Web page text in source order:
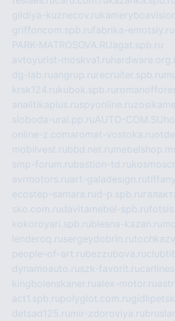
gildiya-kuznecov.ru
griffoncom.spb.rufabrika-emotsiy.ru
PARK-MATROSOVA.RUagat.spb.ru
avtoyurist-moskva1.ru
dg-lab.ruangrup.ru recruiter.spb.ru
krsk124.rukubok.spb.ru
analitikaplus.ruspyonline.ru
sloboda-ural.pp.ruAUTO-COM.SU
online-z.comaromat-vostoka.ru
mobilvest.rubbd.net.ru
smp-forum.rubastion-td.ru
avrmotors.ruart-galadesign.ru
ecostep-samara.rud-p.spb.ru
sko.com.rudavitamebel-spb.ru
kokoroyari.spb.rublesna-kazan.ru
lenderoq.rusergeydobrin.ru
people-of-art.rubezzubova.ru
dynamoauto.ruszk-favorit.ru
kingbolenskaner.rualex-motor.ru
act1.spb.rupolyglot.com.ru
detsad125.ru mir-zdoroviya.ru